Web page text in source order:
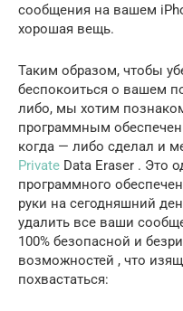
сообщения на вашем
хорошая вещь.
Таким образом, чтобы
беспокоиться о вашем
либо, мы хотим
программным
когда — либо сделал и
Private Data Eraser . Это
программного
руки на сегодняшний
удалить все ваши
100% безопасной и
возможностей , что
похвастаться: